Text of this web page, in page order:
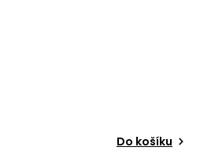
Do košíku